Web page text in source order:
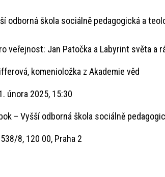
odborná škola sociálně pedagogická a
veřejnost: Jan Patočka a Labyrint světa a
komenioložka z Akademie věd
února 2025, 15:30
– Vyšší odborná škola sociálně
8, 120 00, Praha 2